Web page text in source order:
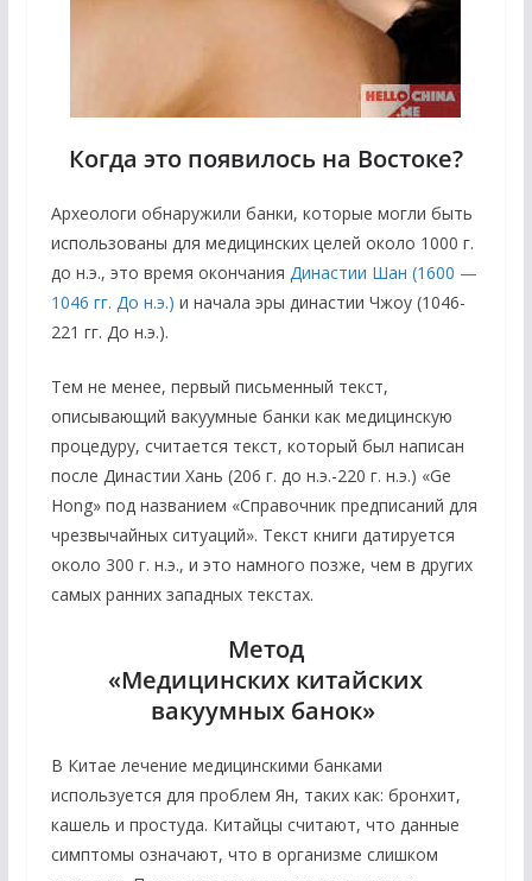
Когда это появилось на Востоке?
Археологи обнаружили банки, которые могли быть
использованы для медицинских целей около 1000 г.
до н.э., это время окончания Династии Шан (1600 —
1046 гг. До н.э.) и начала эры династии Чжоу (1046-
221 гг. До н.э.).
Тем не менее, первый письменный текст,
описывающий вакуумные банки как медицинскую
процедуру, считается текст, который был написан
после Династии Хань (206 г. до н.э.-220 г. н.э.) «Ge
Hong» под названием «Справочник предписаний для
чрезвычайных ситуаций». Текст книги датируется
около 300 г. н.э., и это намного позже, чем в других
самых ранних западных текстах.
Метод
«Медицинских китайских
вакуумных банок»
В Китае лечение медицинскими банками
используется для проблем Ян, таких как: бронхит,
кашель и простуда. Китайцы считают, что данные
симптомы означают, что в организме слишком